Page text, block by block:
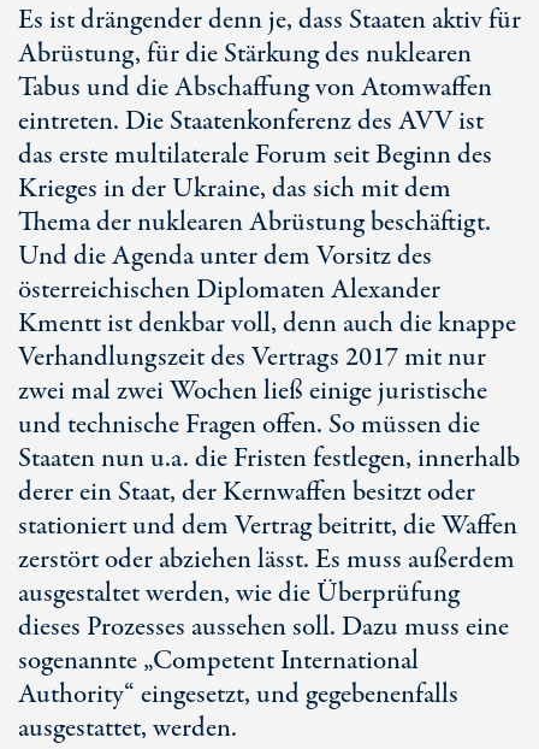
Es ist drängender denn je, dass Staaten aktiv für
Abrüstung, für die Stärkung des nuklearen
Tabus und die Abschaffung von Atomwaffen
eintreten. Die Staatenkonferenz des AVV ist
das erste multilaterale Forum seit Beginn des
Krieges in der Ukraine, das sich mit dem
Thema der nuklearen Abrüstung beschäftigt.
Und die Agenda unter dem Vorsitz des
österreichischen Diplomaten Alexander
Kmentt ist denkbar voll, denn auch die knappe
Verhandlungszeit des Vertrags 2017 mit nur
zwei mal zwei Wochen ließ einige juristische
und technische Fragen offen. So müssen die
Staaten nun u.a. die Fristen festlegen, innerhalb
derer ein Staat, der Kernwaffen besitzt oder
stationiert und dem Vertrag beitritt, die Waffen
zerstört oder abziehen lässt. Es muss außerdem
ausgestaltet werden, wie die Überprüfung
dieses Prozesses aussehen soll. Dazu muss eine
sogenannte „Competent International
Authority“ eingesetzt, und gegebenenfalls
ausgestattet, werden.